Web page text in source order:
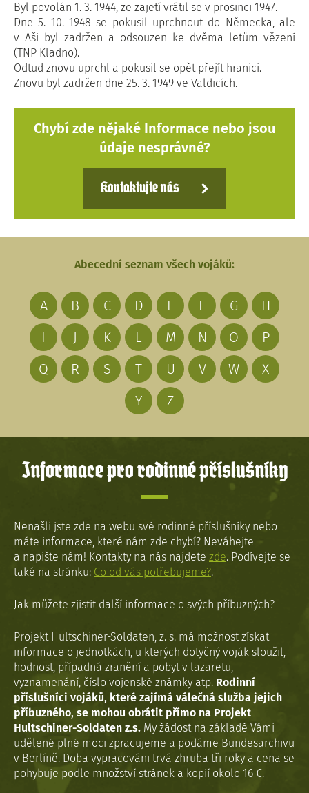
Byl povolán 1. 3. 1944, ze zajetí vrátil se v prosinci 1947.
Dne 5. 10. 1948 se pokusil uprchnout do Německa, ale
v Aši byl zadržen a odsouzen ke dvěma letům vězení
(TNP Kladno).
Odtud znovu uprchl a pokusil se opět přejít hranici.
Znovu byl zadržen dne 25. 3. 1949 ve Valdicích.
Chybí zde nějaké Informace nebo jsou
údaje nesprávné?
Kontaktujte nás
Abecední seznam všech vojáků:
A B C D E F G
H
I
J K L M N O
P
Q
R S T U V W
X
Y
Z
Informace pro rodinné příslušníky
Nenašli jste zde na webu své rodinné příslušníky nebo
máte informace, které nám zde chybí? Neváhejte
a napište nám! Kontakty na nás najdete zde. Podívejte se
také na stránku: Co od vás potřebujeme?.
Jak můžete zjistit další informace o svých příbuzných?
Projekt Hultschiner-Soldaten, z. s. má možnost získat
informace o jednotkách, u kterých dotyčný voják sloužil,
hodnost, případná zranění a pobyt v lazaretu,
vyznamenání, číslo vojenské známky atp. Rodinní
příslušníci vojáků, které zajímá válečná služba jejich
příbuzného, se mohou obrátit přímo na Projekt
Hultschiner-Soldaten z.s. My žádost na základě Vámi
udělené plné moci zpracujeme a podáme Bundesarchivu
v Berlíně. Doba vypracováni trvá zhruba tři roky a cena se
pohybuje podle množství stránek a kopií okolo 16 €.